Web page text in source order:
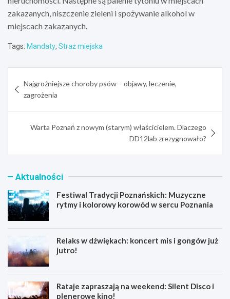
zakazanych, niszczenie zieleni i spożywanie alkohol w
miejscach zakazanych.
Tags: Mandaty, Straż miejska
wpisu
Najgroźniejsze choroby psów – objawy, leczenie,
zagrożenia
Warta Poznań z nowym (starym) właścicielem. Dlaczego
DD12lab zrezygnowało?
Aktualności
Festiwal Tradycji Poznańskich: Muzyczne
rytmy i kolorowy korowód w sercu Poznania
Relaks w dźwiękach: koncert mis i gongów już
jutro!
Rataje zapraszają na weekend: Silent Disco i
plenerowe kino!